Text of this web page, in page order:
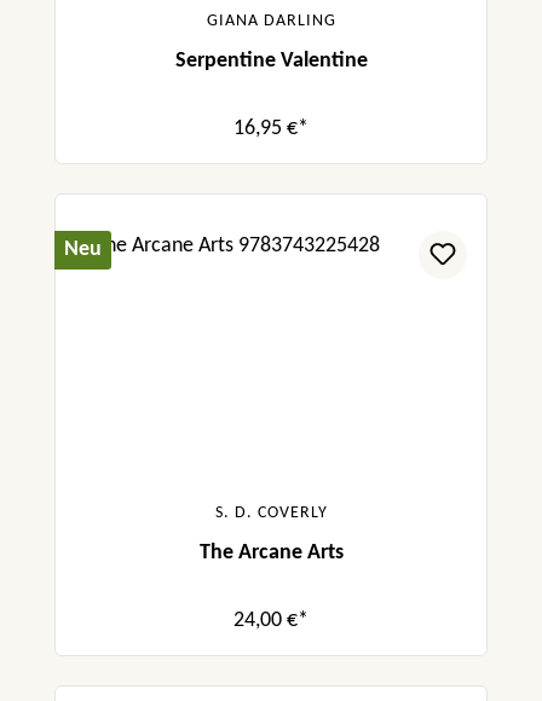
GIANA DARLING
Serpentine Valentine
16,95 €*
Neu
S. D. COVERLY
The Arcane Arts
24,00 €*